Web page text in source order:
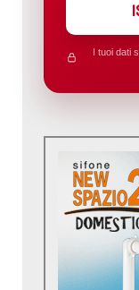
I tuoi dati